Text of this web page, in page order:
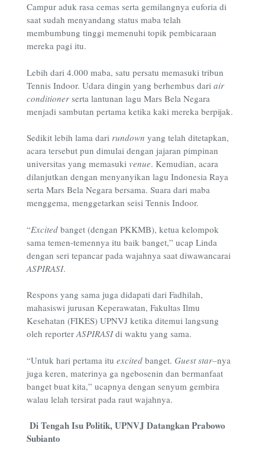
Campur aduk rasa cemas serta gemilangnya euforia di
saat sudah menyandang status maba telah
membumbung tinggi memenuhi topik pembicaraan
mereka pagi itu.
Lebih dari 4.000 maba, satu persatu memasuki tribun
Tennis Indoor. Udara dingin yang berhembus dari air
conditioner serta lantunan lagu Mars Bela Negara
menjadi sambutan pertama ketika kaki mereka berpijak.
Sedikit lebih lama dari rundown yang telah ditetapkan,
acara tersebut pun dimulai dengan jajaran pimpinan
universitas yang memasuki venue. Kemudian, acara
dilanjutkan dengan menyanyikan lagu Indonesia Raya
serta Mars Bela Negara bersama. Suara dari maba
menggema, menggetarkan seisi Tennis Indoor.
“Excited banget (dengan PKKMB), ketua kelompok
sama temen-temennya itu baik banget,” ucap Linda
dengan seri tepancar pada wajahnya saat diwawancarai
ASPIRASI.
Respons yang sama juga didapati dari Fadhilah,
mahasiswi jurusan Keperawatan, Fakultas Ilmu
Kesehatan (FIKES) UPNVJ ketika ditemui langsung
oleh reporterASPIRASI di waktu yang sama.
“Untuk hari pertama itu excited banget. Guest star–nya
juga keren, materinya ga ngebosenin dan bermanfaat
banget buat kita,” ucapnya dengan senyum gembira
walau lelah tersirat pada raut wajahnya.
Di Tengah Isu Politik, UPNVJ Datangkan Prabowo
Subianto